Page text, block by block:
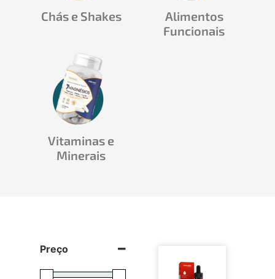
Chás e Shakes
Alimentos
Funcionais
Vitaminas e
Minerais
Preço